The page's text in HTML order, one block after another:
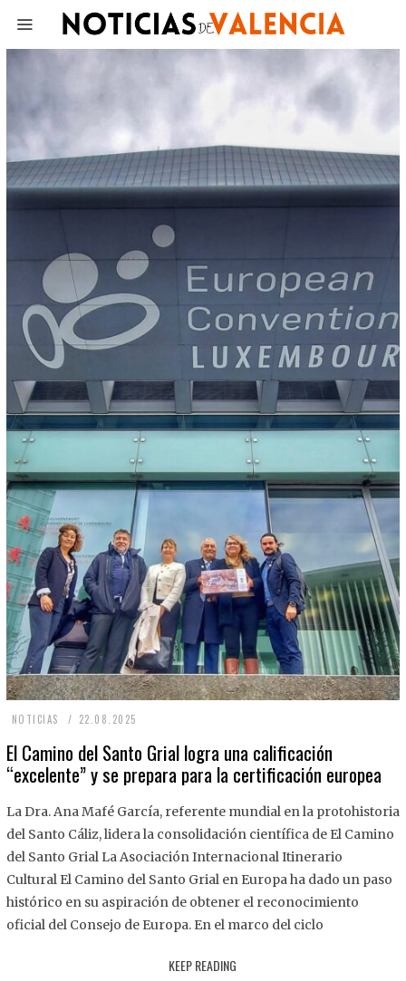
NOTICIAS 22.08.2025
.
8
2
2
El Camino del Santo Grial logra una calificación
“excelente” y se prepara para la certificación europea
La Dra. Ana Mafé García, referente mundial en la protohistoria
del Santo Cáliz, lidera la consolidación científica de El Camino
del Santo Grial La Asociación Internacional Itinerario
Cultural El Camino del Santo Grial en Europa ha dado un paso
histórico en su aspiración de obtener el reconocimiento
oficial del Consejo de Europa. En el marco del ciclo
KEEP READING